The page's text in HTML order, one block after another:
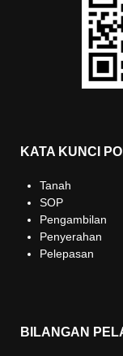
KATA KUNCI
Tanah
SOP
Pengambilan
Penyerahan
Pelepasan
BILANGAN